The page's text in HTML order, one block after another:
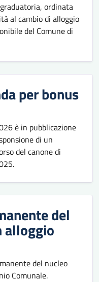
ordinata
al cambio di alloggio
del Comune di
per bonus
è in pubblicazione
di un
del canone di
del
alloggio
del nucleo
Comunale.